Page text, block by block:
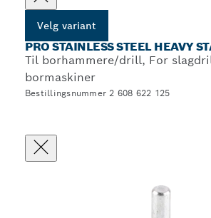
Velg variant
PRO STAINLESS STEEL HEAVY
Til borhammere/drill, For
bormaskiner
Bestillingsnummer 2 608 622 125